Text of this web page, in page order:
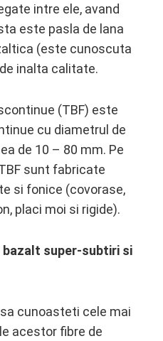
intre ele, avand
este pasla de lana
(este cunoscuta
inalta calitate.
(TBF) este
cu diametrul de
de 10 – 80 mm. Pe
sunt fabricate
si fonice (covorase,
placi moi si rigide).
super-subtiri si
cunoasteti cele mai
acestor fibre de